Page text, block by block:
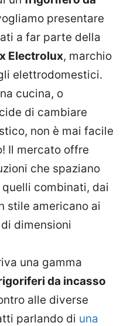
presentare
a far parte della
Electrolux, marchio
elettrodomestici.
cucina, o
di cambiare
non è mai facile
Il mercato offre
che spaziano
combinati, dai
stile americano ai
dimensioni
una gamma
da incasso
alle diverse
parlando di una